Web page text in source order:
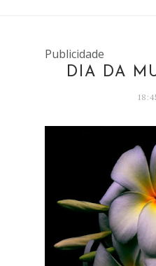
Publicidade
DIA DA